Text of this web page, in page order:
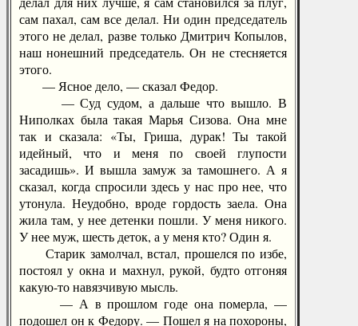
сам пахал, сам все делал. Ни один председатель
этого не делал, разве только Дмитрич Копылов,
наш нонешний председатель. Он не стесняется
этого.
— Ясное дело, — сказал Федор.
— Суд судом, а дальше что вышло. В
Ниполках была такая Марья Сизова. Она мне
так и сказала: «Ты, Гриша, дурак! Ты такой
идейный, что и меня по своей глупости
засадишь». И вышла замуж за тамошнего. А я
сказал, когда спросили здесь у нас про нее, что
утонула. Неудобно, вроде гордость заела. Она
жила там, у нее детенки пошли. У меня никого.
У нее муж, шесть деток, а у меня кто? Один я.
Старик замолчал, встал, прошелся по избе,
постоял у окна и махнул, рукой, будто отгоняя
какую-то навязчивую мысль.
— А в прошлом годе она померла, —
подошел он к Федору. — Пошел я на похороны,